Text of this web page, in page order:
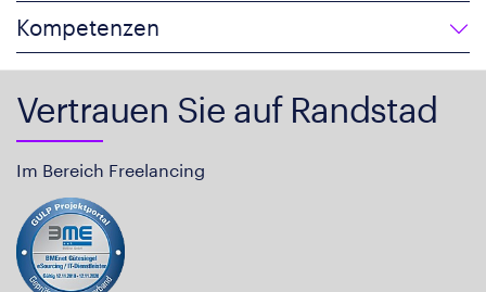
Kompetenzen
Vertrauen Sie auf Randstad
Im Bereich Freelancing